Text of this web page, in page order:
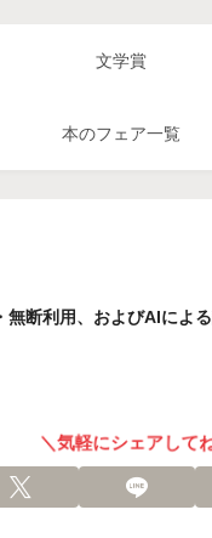
文学賞
本のフェア一覧
断利用、およびAIによ
＼気軽にシェアして